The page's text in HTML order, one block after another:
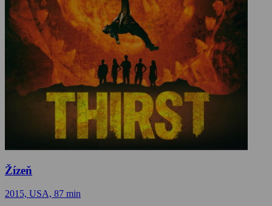
Žízeň
2015, USA, 87 min